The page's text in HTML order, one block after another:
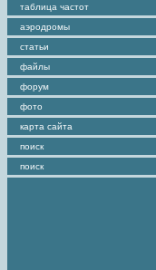
таблица частот
аэродромы
статьи
файлы
форум
фото
карта сайта
поиск
поиск